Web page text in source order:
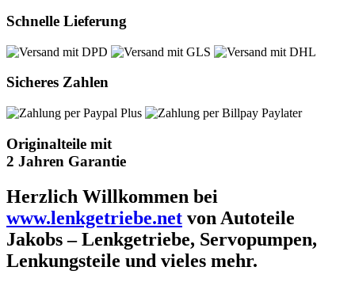
Schnelle Lieferung
Sicheres Zahlen
Originalteile mit
2 Jahren Garantie
Herzlich Willkommen bei
www.lenkgetriebe.net von Autoteile
Jakobs – Lenkgetriebe, Servopumpen,
Lenkungsteile und vieles mehr.